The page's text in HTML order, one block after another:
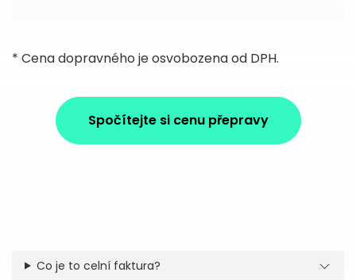
* Cena dopravného je osvobozena od DPH.
Spočítejte si cenu přepravy
Co je to celní faktura?